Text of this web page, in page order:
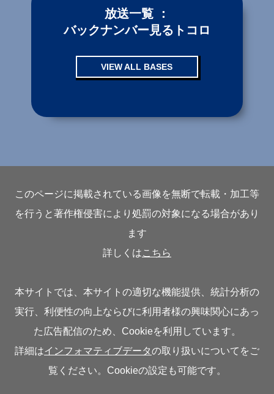
放送一覧 ：
バックナンバー見るトコロ
VIEW ALL BASES
このページに掲載されている画像を無断で転載・加工等
を行うと著作権侵害により処罰の対象になる場合があり
ます
詳しくはこちら
本サイトでは、本サイトの適切な機能提供、統計分析の
実行、利便性の向上ならびに利用者様の興味関心にあっ
た広告配信のため、Cookieを利用しています。
詳細はインフォマティブデータの取り扱いについてをご
覧ください。Cookieの設定も可能です。